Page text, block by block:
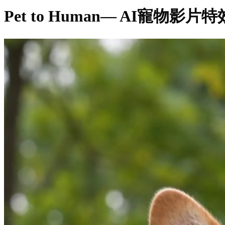
Pet to Human— AI寵物影片特